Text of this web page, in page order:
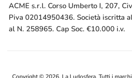
ACME s.r.l. Corso Umberto I, 207,
Piva 02014950436. Società iscritta
al N. 258965. Cap Soc. €10.000 i.v.
Copyright © 2026, La Ludosfera. Tutti i